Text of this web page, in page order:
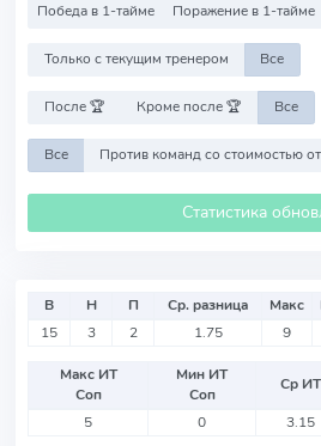
Победа в 1-тайме Поражение в 1-тайме
Только с текущим тренером Все
После 🏆 Кроме после 🏆 Все
Все Против команд со стоимостью от
Статистика
В Н П Ср. разница Макс
15
3 2 1.75 9
Макс ИТ
Соп
Мин ИТ
Соп
Ср ИТ
5
0 3.15